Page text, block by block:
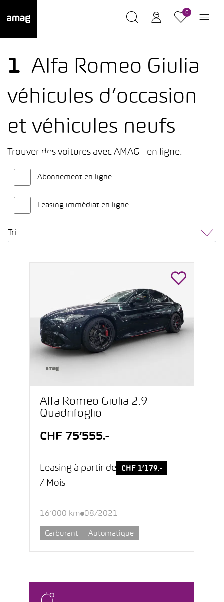
0
1 Alfa Romeo Giulia
véhicules d’occasion
et véhicules neufs
Trouver des voitures avec AMAG - en ligne.
Abonnement en ligne
Leasing immédiat en ligne
Tri
Alfa Romeo Giulia 2.9
Quadrifoglio
CHF 75’555.-
Leasing à partir de CHF 1’179.-
/ Mois
16’000 km 08/2021
Carburant Automatique